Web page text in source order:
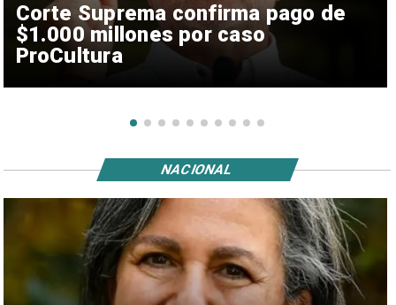
Corte Suprema confirma pago de
$1.000 millones por caso
ProCultura
NACIONAL